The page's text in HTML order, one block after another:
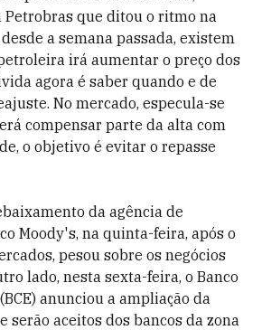
que ditou o ritmo na
a semana passada, existem
irá aumentar o preço dos
agora é saber quando e de
No mercado, especula-se
compensar parte da alta com
o objetivo é evitar o repasse
da agência de
Moody's, na quinta-feira, após o
pesou sobre os negócios
lado, nesta sexta-feira, o Banco
anunciou a ampliação da
serão aceitos dos bancos da zona